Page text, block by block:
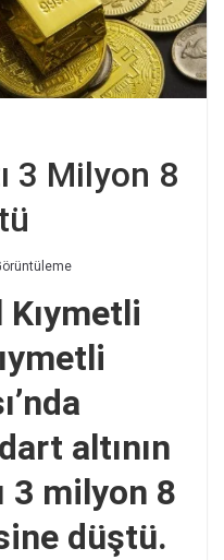
3 Milyon 8
altının
3 milyon 8
düştü.